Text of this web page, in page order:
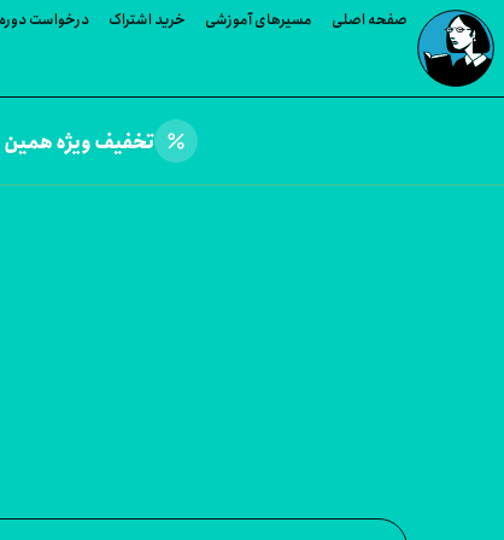
صفحه اصلی مسیرهای آموزشی خرید اشتراک درخواست دوره
percent تخفیف ویژه همین